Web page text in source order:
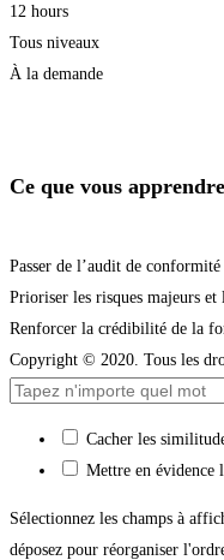
12 hours
Tous niveaux
À la demande
Ce que vous
Passer de l’audit de
Prioriser les risques majeurs et
Renforcer la crédibilité de la
Copyright © 2020. Tous les
Cacher les
Mettre en évidence
Sélectionnez les champs à
déposez pour réorganiser